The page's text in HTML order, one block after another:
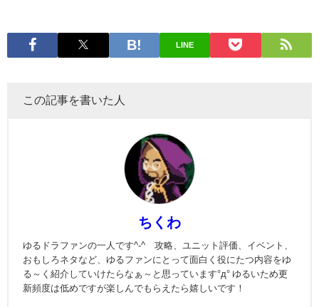
LINE
この記事を書いた人
ちくわ
ゆるドラファンの一人です^-^ 攻略、ユニット評価、イベント、
おもしろネタなど、ゆるファンにとって面白く役にたつ内容をゆ
る～く紹介していけたらなぁ～と思っています°д° ゆるいため更
新頻度は低めですが楽しんでもらえたら嬉しいです！